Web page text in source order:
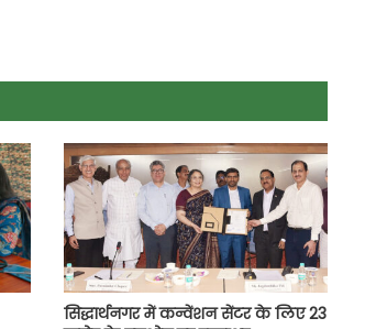
सिद्धार्थनगर में कन्वेंशन सेंटर के लिए 23